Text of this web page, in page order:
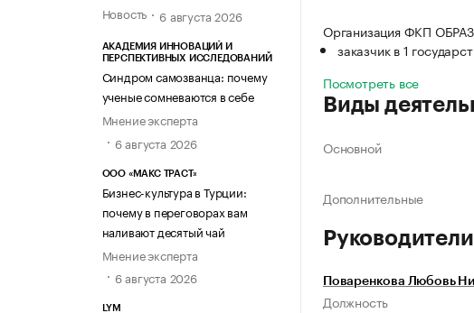
Новость
6 августа 2026
АКАДЕМИЯ ИННОВАЦИЙ И
ПЕРСПЕКТИВНЫХ ИССЛЕДОВАНИЙ
Синдром самозванца: почему
ученые сомневаются в себе
Мнение эксперта
6 августа 2026
ООО «МАКС ТРАСТ»
Бизнес-культура в Турции:
почему в переговорах вам
наливают десятый чай
Мнение эксперта
6 августа 2026
LYM
Организация ФКП
заказчик в 1
Посмотреть все
Виды
Основной
Дополнительные
Руководители
Поваренкова Любовь
Должность